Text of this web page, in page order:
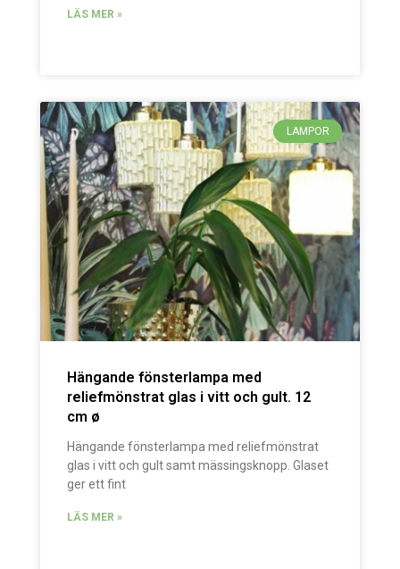
LÄS MER »
LAMPOR
Hängande fönsterlampa med
reliefmönstrat glas i vitt och gult. 12
cm ø
Hängande fönsterlampa med reliefmönstrat
glas i vitt och gult samt mässingsknopp. Glaset
ger ett fint
LÄS MER »